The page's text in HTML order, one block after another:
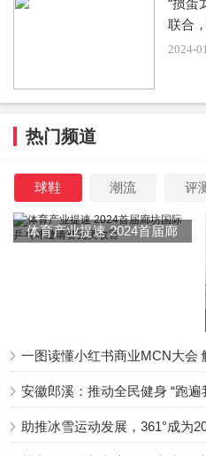
据悉，孙思瀚的母亲是一位艺
国一个大豪宅里，别提多惬意了
有微词，大家觉得他们一家有
定居他国。
不管怎么说，这都是各人选择
#孙思瀚一家人#、#美国生活#
作者：栗子
“掼蛋
联合
2024-
热门频道
球鞋 潮流 评
体育产业提速 2024首届廊
安徽郎溪：推动全民健身 “跑遍
助推冰雪运动发展，361°成为